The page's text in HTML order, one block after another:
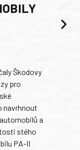
Škodovy
pro
navrhnout
a
stého
PA-II